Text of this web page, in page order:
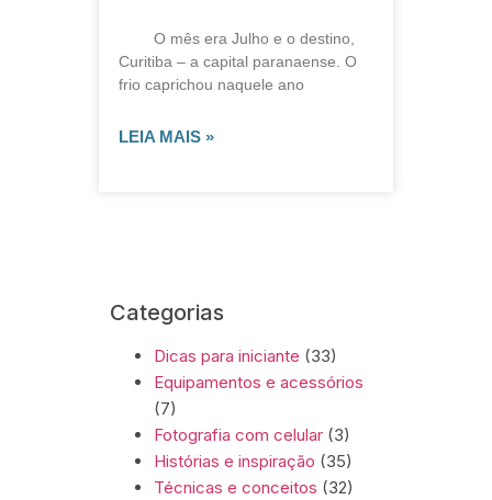
O mês era Julho e o destino,
Curitiba – a capital paranaense. O
frio caprichou naquele ano
LEIA MAIS »
Categorias
Dicas para iniciante (33)
Equipamentos e acessórios
(7)
Fotografia com celular (3)
Histórias e inspiração (35)
Técnicas e conceitos (32)